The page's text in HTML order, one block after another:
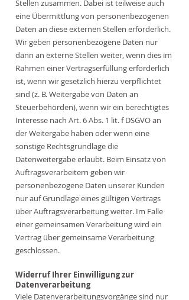
Stellen zusammen. Dabei ist teilweise auch
eine Übermittlung von personenbezogenen
Daten an diese externen Stellen erforderlich.
Wir geben personenbezogene Daten nur
dann an externe Stellen weiter, wenn dies im
Rahmen einer Vertragserfüllung erforderlich
ist, wenn wir gesetzlich hierzu verpflichtet
sind (z. B. Weitergabe von Daten an
Steuerbehörden), wenn wir ein berechtigtes
Interesse nach Art. 6 Abs. 1 lit. f DSGVO an
der Weitergabe haben oder wenn eine
sonstige Rechtsgrundlage die
Datenweitergabe erlaubt. Beim Einsatz von
Auftragsverarbeitern geben wir
personenbezogene Daten unserer Kunden
nur auf Grundlage eines gültigen Vertrags
über Auftragsverarbeitung weiter. Im Falle
einer gemeinsamen Verarbeitung wird ein
Vertrag über gemeinsame Verarbeitung
geschlossen.
Widerruf Ihrer Einwilligung zur
Datenverarbeitung
Viele Datenverarbeitungsvorgänge sind nur